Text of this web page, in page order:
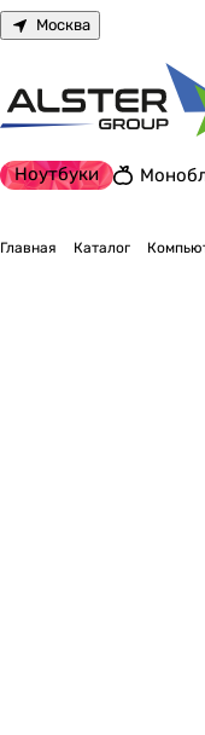
Москва
Ноутбуки
Главная Каталог